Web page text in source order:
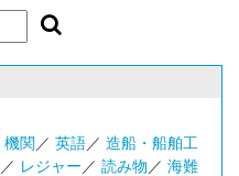
機関 ／ 英語／ 造船・船舶工
／ レジャー ／ 読み物 ／ 海難